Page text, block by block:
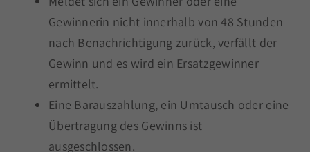
Gewinnerin nicht innerhalb von 48 Stunden
nach Benachrichtigung zurück, verfällt der
Gewinn und es wird ein Ersatzgewinner
ermittelt.
Eine Barauszahlung, ein Umtausch oder eine
Übertragung des Gewinns ist
ausgeschlossen.